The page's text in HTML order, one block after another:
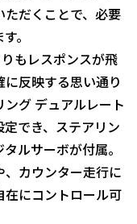
だくことで、必要
。
もレスポンスが飛
反映する思い通り
グ デュアルレート
でき、ステアリン
ルサーボが付属。
、カウンター走行に
にコントロール可